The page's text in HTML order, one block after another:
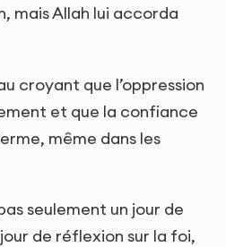
mais Allah lui accorda
croyant que l’oppression
et que la confiance
même dans les
seulement un jour de
jour de réflexion sur la foi,